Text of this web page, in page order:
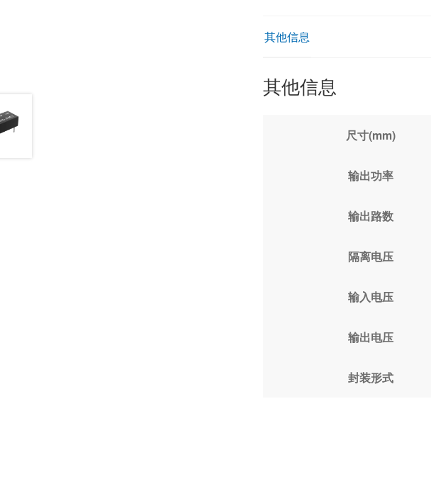
其他信息
其他信息
尺寸(mm)
输出功率
输出路数
隔离电压
输入电压
输出电压
封装形式